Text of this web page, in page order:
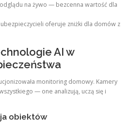
na żywo — bezcenna wartość dla
oferuje zniżki dla domów z
AI w
monitoring domowy. Kamery
— one analizują, uczą się i
obiektów